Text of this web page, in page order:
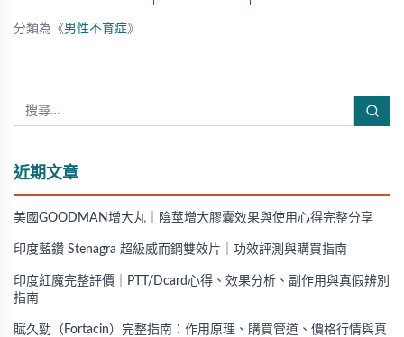
分類為《男性不育症》
近期文章
美國GOODMAN增大丸｜陰莖增大膠囊效果與使用心得完整分享
印度藍鑽 Stenagra 超級威而鋼雙效片｜功效評測與購買指南
印度紅魔完整評價｜PTT/Dcard心得、效果分析、副作用與真假辨別
指南
賦久勁（Fortacin）完整指南：作用原理、購買管道、價格行情與真